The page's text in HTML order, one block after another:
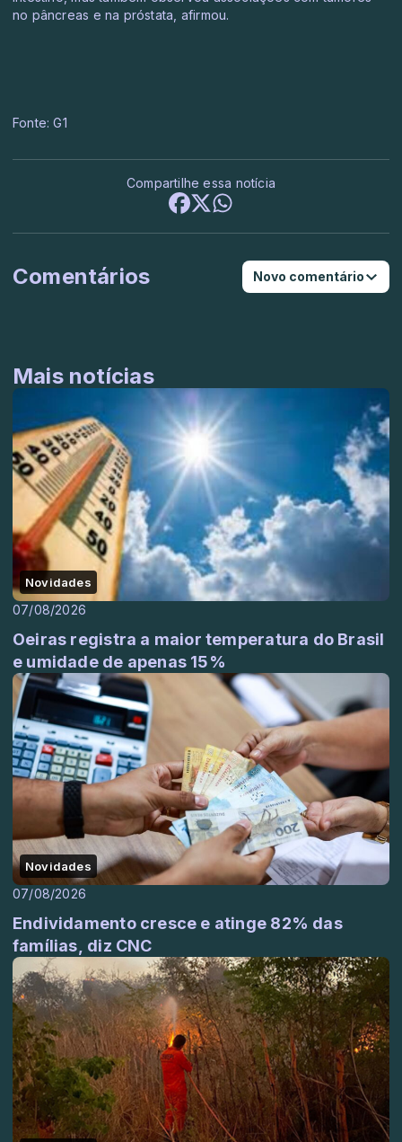
no pâncreas e na próstata, afirmou.
Fonte: G1
Compartilhe essa notícia
Comentários Novo comentário
Mais notícias
Novidades
07/08/2026
Oeiras registra a maior temperatura do Brasil
e umidade de apenas 15%
Novidades
07/08/2026
Endividamento cresce e atinge 82% das
famílias, diz CNC